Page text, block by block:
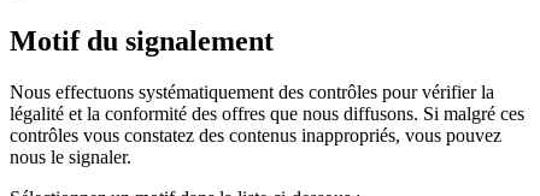
Motif du signalement
Nous effectuons systématiquement des contrôles pour vérifier la
légalité et la conformité des offres que nous diffusons. Si malgré ces
contrôles vous constatez des contenus inappropriés, vous pouvez
nous le signaler.